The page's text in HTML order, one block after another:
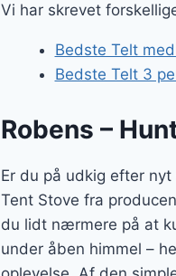
Vi har skrevet
Bedste Telt
Bedste Telt 3
Robens –
Er du på udkig efter
Tent Stove fra
du lidt nærmere på at
under åben himmel –